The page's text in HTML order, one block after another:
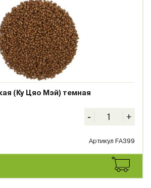
(Ку Цяо Мэй) темная
- +
Артикул FA399